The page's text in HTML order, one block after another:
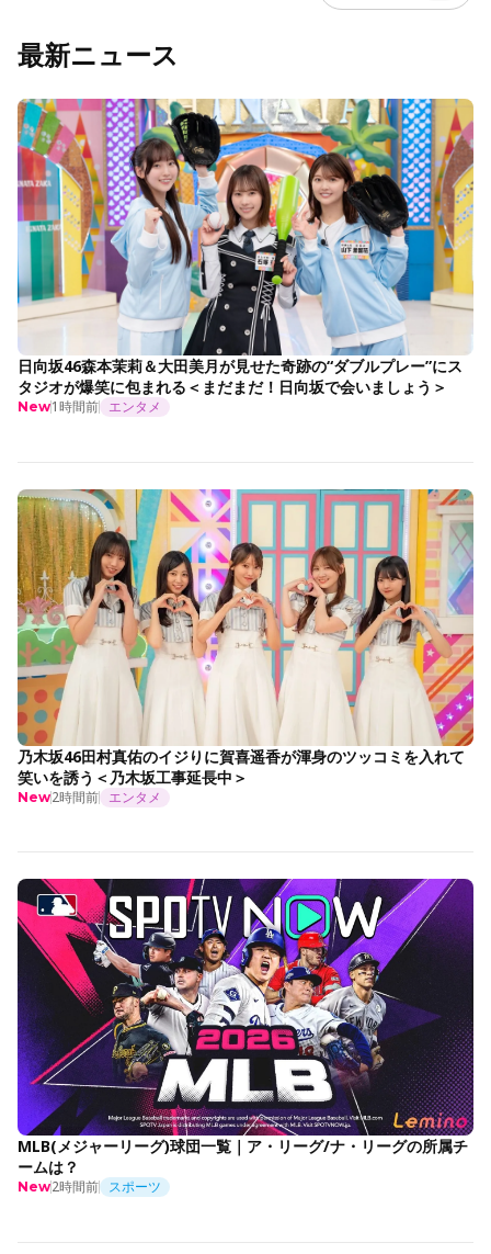
最新ニュース
日向坂46森本茉莉＆大田美月が見せた奇跡の“ダブルプレー”にス
タジオが爆笑に包まれる＜まだまだ！日向坂で会いましょう＞
New1時間前 エンタメ
乃木坂46田村真佑のイジりに賀喜遥香が渾身のツッコミを入れて
笑いを誘う＜乃木坂工事延長中＞
New2時間前 エンタメ
MLB(メジャーリーグ)球団一覧｜ア・リーグ/ナ・リーグの所属チ
ームは？
New2時間前 スポーツ